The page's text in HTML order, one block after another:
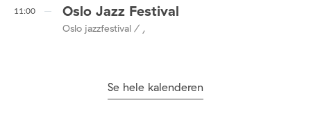
11:00 Oslo Jazz Festival
Oslo jazzfestival / ,
Se hele kalenderen